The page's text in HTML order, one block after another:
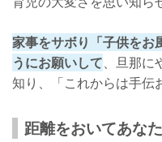
家事をサボり「子供をお
うにお願いして、旦那に
知り、「これからは手伝
距離をおいてあな